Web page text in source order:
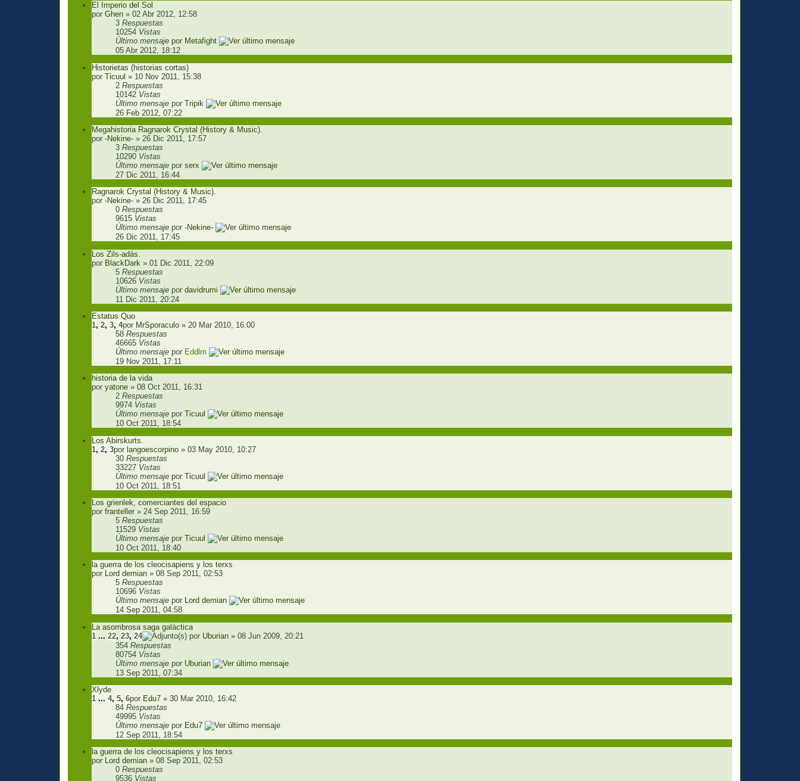
El Imperio del Sol
porGhen » 02 Abr 2012, 12:58
3Respuestas
10254 Vistas
Último mensajepor Metafight
05 Abr 2012, 18:12
Historietas (historias cortas)
porTicuul » 10 Nov 2011, 15:38
2Respuestas
10142 Vistas
Último mensajeporTripik
26 Feb 2012, 07:22
Megahistoria Ragnarok Crystal (History & Music).
por-Nekine- » 26 Dic 2011, 17:57
3Respuestas
10290 Vistas
Último mensajeporserx
27 Dic 2011, 16:44
Ragnarok Crystal (History & Music).
por-Nekine- » 26 Dic 2011, 17:45
0Respuestas
9615 Vistas
Último mensajepor-Nekine-
26 Dic 2011, 17:45
Los Zils-adás.
por BlackDark » 01 Dic 2011, 22:09
5Respuestas
10626 Vistas
Último mensajepordavidrumi
11 Dic 2011, 20:24
Estatus Quo
1,2,3,4por MrSporaculo » 20 Mar 2010, 16:00
58Respuestas
46665 Vistas
Último mensajepor Eddlm
19 Nov 2011, 17:11
historia de la vida
poryatone » 08 Oct 2011, 16:31
2Respuestas
9974 Vistas
Último mensajeporTicuul
10 Oct 2011, 18:54
Los Abirskurts.
1,2,3porlangoescorpino » 03 May 2010, 10:27
30Respuestas
33227 Vistas
Último mensajeporTicuul
10 Oct 2011, 18:51
Los grienlek, comerciantes del espacio
porfranteller » 24 Sep 2011, 16:59
5Respuestas
11529 Vistas
Último mensajeporTicuul
10 Oct 2011, 18:40
la guerra de los cleocisapiens y los terxs
por Lord demian » 08 Sep 2011, 02:53
5Respuestas
10696 Vistas
Último mensajepor Lord demian
14 Sep 2011, 04:58
La asombrosa saga galáctica
1 ...22,23,24 por Uburian » 08 Jun 2009, 20:21
354Respuestas
80754 Vistas
Último mensajepor Uburian
13 Sep 2011, 07:34
Xlyde
1 ...4,5,6por Edu7 » 30 Mar 2010, 16:42
84Respuestas
49995 Vistas
Último mensajepor Edu7
12 Sep 2011, 18:54
la guerra de los cleocisapiens y los terxs
por Lord demian » 08 Sep 2011, 02:53
0Respuestas
9536 Vistas